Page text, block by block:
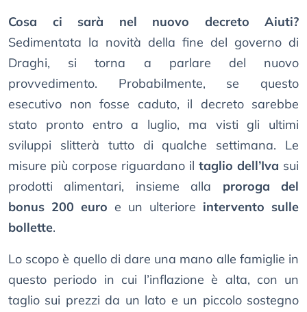
Cosa ci sarà nel nuovo decreto Aiuti?
Sedimentata la novità della fine del governo di
Draghi, si torna a parlare del nuovo
provvedimento. Probabilmente, se questo
esecutivo non fosse caduto, il decreto sarebbe
stato pronto entro a luglio, ma visti gli ultimi
sviluppi slitterà tutto di qualche settimana. Le
misure più corpose riguardano il taglio dell’Iva sui
prodotti alimentari, insieme alla proroga del
bonus 200 euro e un ulteriore intervento sulle
bollette.
Lo scopo è quello di dare una mano alle famiglie in
questo periodo in cui l’inflazione è alta, con un
taglio sui prezzi da un lato e un piccolo sostegno